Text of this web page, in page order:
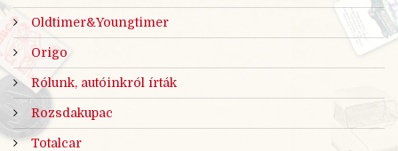
Oldtimer&Youngtimer
Origo
Rólunk, autóinkról írták
Rozsdakupac
Totalcar